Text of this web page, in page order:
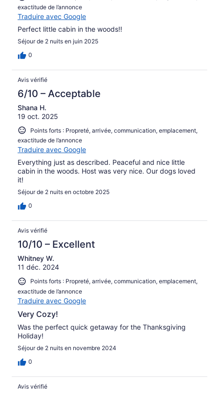
exactitude de l’annonce
Traduire avec Google
Perfect little cabin in the woods!!
Séjour de 2 nuits en juin 2025
0
Avis vérifié
6/10 – Acceptable
Shana H.
19 oct. 2025
Points forts : Propreté, arrivée, communication, emplacement,
exactitude de l’annonce
Traduire avec Google
Everything just as described. Peaceful and nice little
cabin in the woods. Host was very nice. Our dogs loved
it!
Séjour de 2 nuits en octobre 2025
0
Avis vérifié
10/10 – Excellent
Whitney W.
11 déc. 2024
Points forts : Propreté, arrivée, communication, emplacement,
exactitude de l’annonce
Traduire avec Google
Very Cozy!
Was the perfect quick getaway for the Thanksgiving
Holiday!
Séjour de 2 nuits en novembre 2024
0
Avis vérifié